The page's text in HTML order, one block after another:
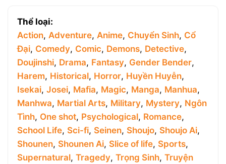
Thể loại:
Action, Adventure, Anime, Chuyển Sinh, Cổ
Đại, Comedy, Comic, Demons, Detective,
Doujinshi, Drama, Fantasy, Gender Bender,
Harem, Historical, Horror, Huyền Huyễn,
Isekai, Josei, Mafia, Magic, Manga, Manhua,
Manhwa, Martial Arts, Military, Mystery, Ngôn
Tình, One shot, Psychological, Romance,
School Life, Sci-fi, Seinen, Shoujo, Shoujo Ai,
Shounen, Shounen Ai, Slice of life, Sports,
Supernatural, Tragedy, Trọng Sinh, Truyện